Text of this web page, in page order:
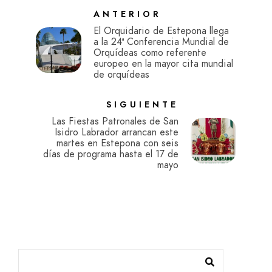
ANTERIOR
El Orquidario de Estepona llega
a la 24ª Conferencia Mundial de
Orquídeas como referente
europeo en la mayor cita mundial
de orquídeas
SIGUIENTE
Las Fiestas Patronales de San
Isidro Labrador arrancan este
martes en Estepona con seis
días de programa hasta el 17 de
mayo